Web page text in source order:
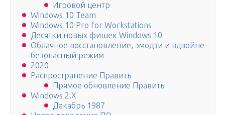
Игровой центр
Windows 10 Team
Windows 10 Pro for Workstations
Десятки новых фишек Windows 10
Облачное восстановление, эмодзи и вдвойне
безопасный режим
2020
Распространение Править
Прямое обновление Править
Windows 2.X
Декабрь 1987